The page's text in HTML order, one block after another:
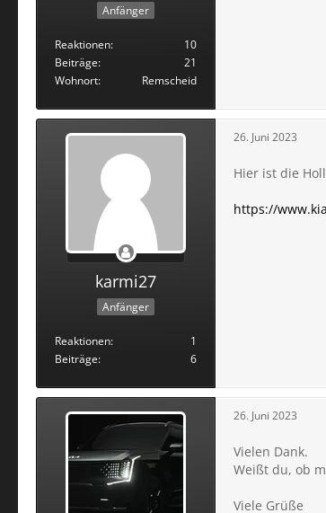
Anfänger
Reaktionen
10
Beiträge
21
Wohnort
Remscheid
karmi27
Anfänger
Reaktionen
1
Beiträge
6
26. Juni 2023
Hier ist die
https://
26. Juni 2023
Vielen Dank.
Weißt du, ob
Viele Grüße